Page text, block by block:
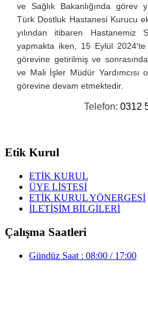
ve Sağlık Bakanlığında görev
Türk Dostluk Hastanesi Kurucu
yılından itibaren Hastanemiz
yapmakta iken, 15 Eylül 2024'te
görevine getirilmiş ve
ve Mali İşler Müdür Yardımcısı
görevine devam etmektedir.
Telefon: 0312
Etik Kurul
ETİK KURUL
ÜYE LİSTESİ
ETİK KURUL YÖNERGESİ
İLETİŞİM BİLGİLERİ
Çalışma Saatleri
Gündüz Saat : 08:00 / 17:00